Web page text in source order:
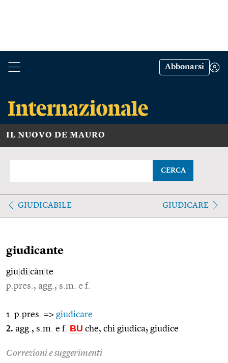
Abbonarsi
IL NUOVO DE MAURO
CERCA
GIUDICABILE GIUDICARE
giudicante
giu di càn te
p.pres., agg., s.m. e f.
1. p.pres. => giudicare
2. agg., s.m. e f. BU che, chi giudica; giudice
Correzioni e suggerimenti